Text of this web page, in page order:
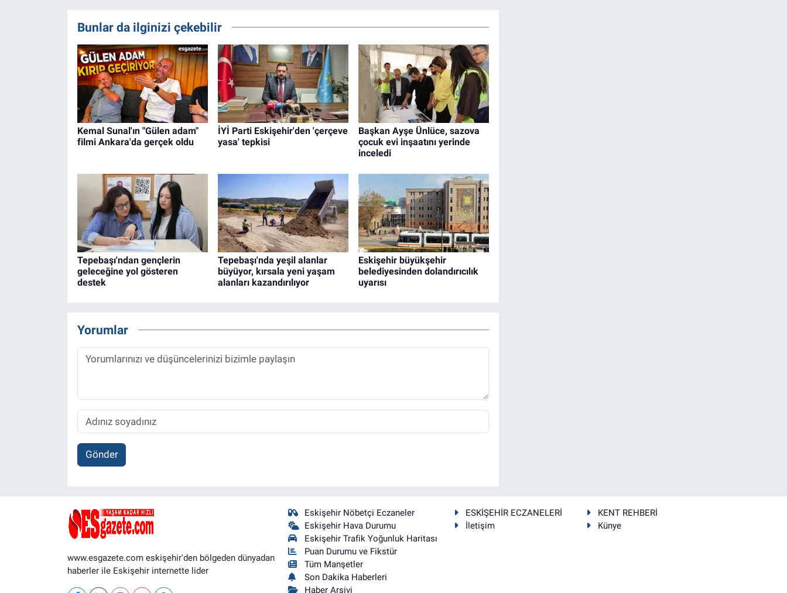
Bunlar da ilginizi çekebilir
Kemal Sunal'ın "Gülen adam"
filmi Ankara'da gerçek oldu
İYİ Parti Eskişehir'den 'çerçeve
yasa' tepkisi
Başkan Ayşe Ünlüce, sazova
çocuk evi inşaatını yerinde
inceledi
Tepebaşı'ndan gençlerin
geleceğine yol gösteren
destek
Tepebaşı'nda yeşil alanlar
büyüyor, kırsala yeni yaşam
alanları kazandırılıyor
Eskişehir büyükşehir
belediyesinden dolandırıcılık
uyarısı
Yorumlar
Gönder
www.esgazete.com eskişehir'den bölgeden dünyadan
haberler ile Eskişehir internette lider
Eskişehir Nöbetçi Eczaneler
Eskişehir Hava Durumu
Eskişehir Trafik Yoğunluk Haritası
Puan Durumu ve Fikstür
Tüm Manşetler
Son Dakika Haberleri
Haber Arşivi
ESKİŞEHİR ECZANELERİ
KENT REHBERİ
İletişim
Künye